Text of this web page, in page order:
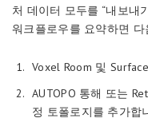
처 데이터 모두를 “내보내
워크플로우를 요약하면 다
Voxel Room 및
AUTOPO 통해 또는
정 토폴로지를 추가합